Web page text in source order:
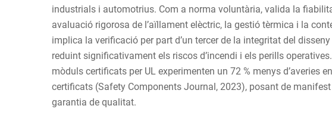
industrials i automotrius. Com a norma voluntària, valida la
avaluació rigorosa de l’aïllament elèctric, la gestió tèrmica i la
implica la verificació per part d’un tercer de la integritat del
reduint significativament els riscos d’incendi i els perills
mòduls certificats per UL experimenten un 72 % menys d’averies
certificats (Safety Components Journal, 2023), posant de manifest
garantia de qualitat.